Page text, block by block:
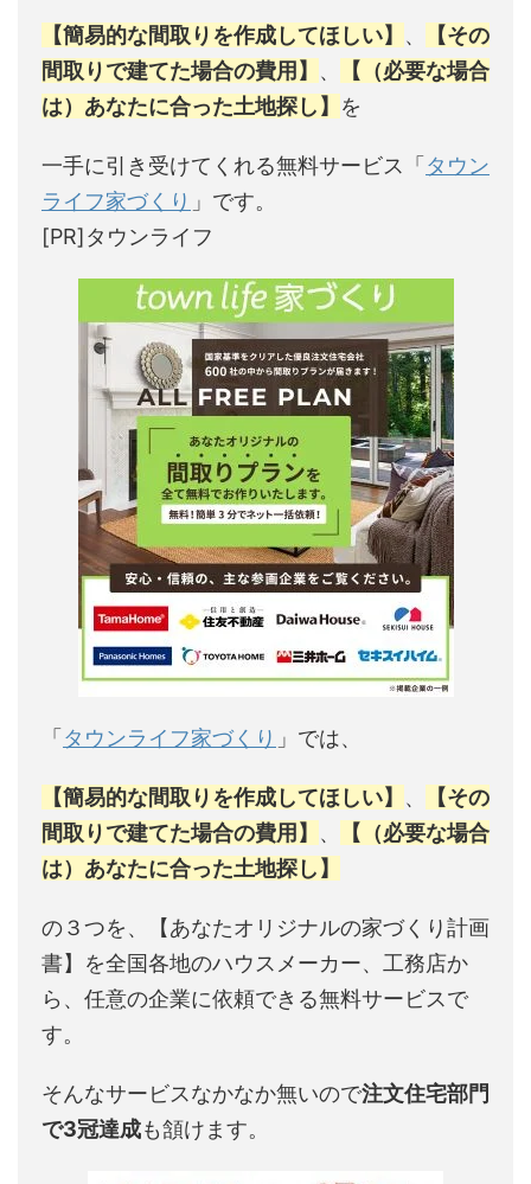
【簡易的な間取りを作成してほしい】 、
【その
間取りで建てた場合の費用】 、
【（必要な場合
は）あなたに合った土地探し】 を
一手に引き受けてくれる無料サービス「タウン
ライフ家づくり 」です。
[PR]タウンライフ
「タウンライフ家づくり 」では、
【簡易的な間取りを作成してほしい】 、
【その
間取りで建てた場合の費用】 、
【（必要な場合
は）あなたに合った土地探し】
の３つを、【あなたオリジナルの家づくり計画
書】を全国各地のハウスメーカー、工務店か
ら、任意の企業に依頼できる無料サービスで
す。
そんなサービスなかなか無いので注文住宅部門
で3冠達成も頷けます。